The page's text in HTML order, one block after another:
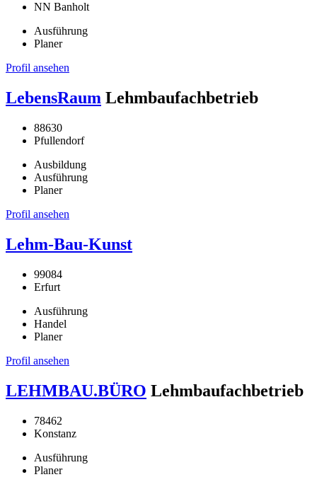
NN Banholt
Ausführung
Planer
Profil ansehen
LebensRaum Lehmbaufachbetrieb
88630
Pfullendorf
Ausbildung
Ausführung
Planer
Profil ansehen
Lehm-Bau-Kunst
99084
Erfurt
Ausführung
Handel
Planer
Profil ansehen
LEHMBAU.BÜRO Lehmbaufachbetrieb
78462
Konstanz
Ausführung
Planer